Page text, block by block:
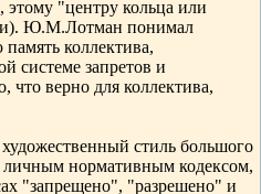
"центру кольца или
Ю.М.Лотман понимал
коллектива,
системе запретов и
что верно для коллектива,
стиль большого
личным нормативным кодексом,
"запрещено", "разрешено" и